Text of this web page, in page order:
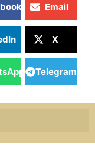
Email
X
Telegram